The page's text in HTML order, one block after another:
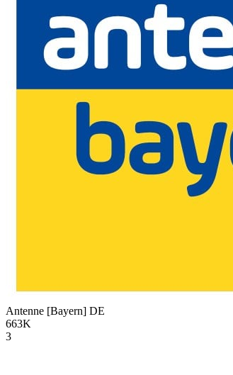
Antenne [Bayern] DE
663K
3